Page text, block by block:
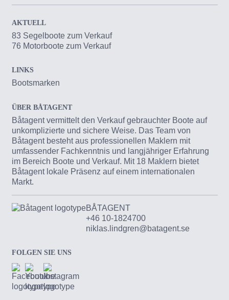
AKTUELL
83 Segelboote zum Verkauf
76 Motorboote zum Verkauf
LINKS
Bootsmarken
ÜBER BÅTAGENT
Båtagent vermittelt den Verkauf gebrauchter Boote auf
unkomplizierte und sichere Weise. Das Team von
Båtagent besteht aus professionellen Maklern mit
umfassender Fachkenntnis und langjähriger Erfahrung
im Bereich Boote und Verkauf. Mit 18 Maklern bietet
Båtagent lokale Präsenz auf einem internationalen
Markt.
BÅTAGENT
+46 10-1824700
niklas.lindgren@batagent.se
FOLGEN SIE UNS